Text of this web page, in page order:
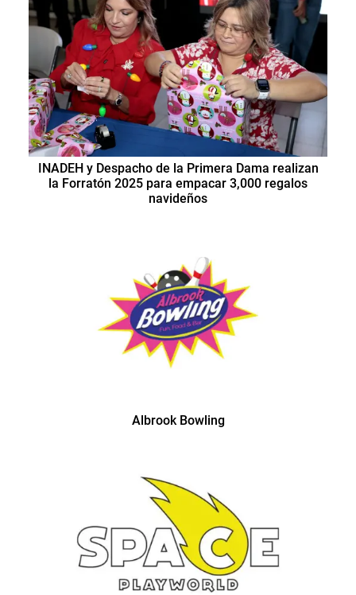
INADEH y Despacho de la Primera Dama realizan
la Forratón 2025 para empacar 3,000 regalos
navideños
Albrook Bowling